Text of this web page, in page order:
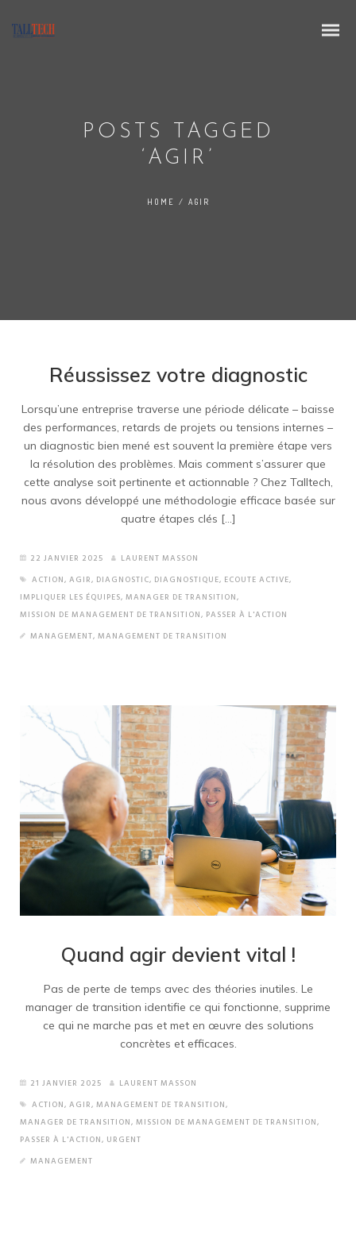
POSTS TAGGED
‘AGIR’
HOME / AGIR
Réussissez votre diagnostic
Lorsqu’une entreprise traverse une période délicate – baisse
des performances, retards de projets ou tensions internes –
un diagnostic bien mené est souvent la première étape vers
la résolution des problèmes. Mais comment s’assurer que
cette analyse soit pertinente et actionnable ? Chez Talltech,
nous avons développé une méthodologie efficace basée sur
quatre étapes clés […]
22 JANVIER 2025
LAURENT MASSON
ACTION, AGIR, DIAGNOSTIC, DIAGNOSTIQUE, ECOUTE ACTIVE,
IMPLIQUER LES ÉQUIPES, MANAGER DE TRANSITION,
MISSION DE MANAGEMENT DE TRANSITION, PASSER À L'ACTION
MANAGEMENT, MANAGEMENT DE TRANSITION
Quand agir devient vital !
Pas de perte de temps avec des théories inutiles. Le
manager de transition identifie ce qui fonctionne, supprime
ce qui ne marche pas et met en œuvre des solutions
concrètes et efficaces.
21 JANVIER 2025
LAURENT MASSON
ACTION, AGIR, MANAGEMENT DE TRANSITION,
MANAGER DE TRANSITION, MISSION DE MANAGEMENT DE TRANSITION,
PASSER À L'ACTION, URGENT
MANAGEMENT